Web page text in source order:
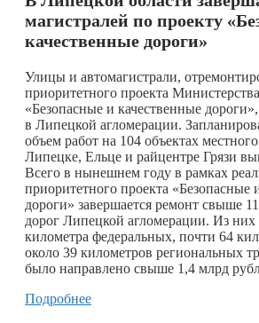
магистралей по проекту
качественные дороги»
Улицы и автомагистрали,
приоритетного проекта
«Безопасные и качественные
в Липецкой агломерации.
объем работ на 104 объектах
Липецке, Ельце и райцентре Грязи
Всего в нынешнем году в рамках
приоритетного проекта «Безопасные
дороги» завершается ремонт свыше
дорог Липецкой агломерации. Из них
километра федеральных, почти 64
около 39 километров региональных
было направлено свыше 1,4 млрд
Подробнее